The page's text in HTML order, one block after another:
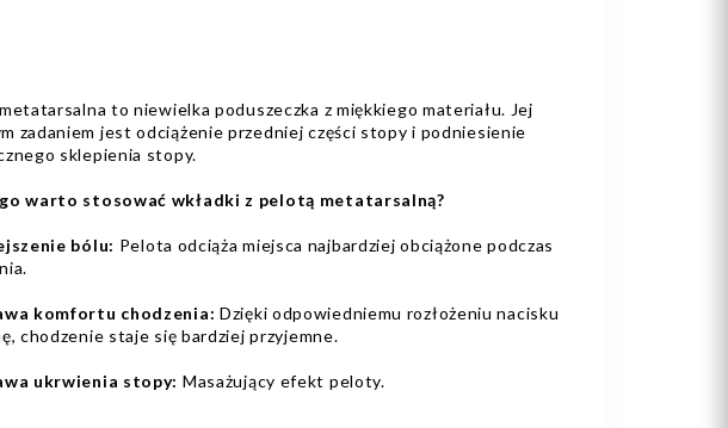
to niewielka poduszeczka z miękkiego materiału. Jej
zadaniem jest odciążenie przedniej części stopy i podniesienie
sklepienia stopy.
warto stosować wkładki z pelotą metatarsalną?
bólu: Pelota odciąża miejsca najbardziej obciążone podczas
komfortu chodzenia: Dzięki odpowiedniemu rozłożeniu nacisku
chodzenie staje się bardziej przyjemne.
ukrwienia stopy: Masażujący efekt peloty.